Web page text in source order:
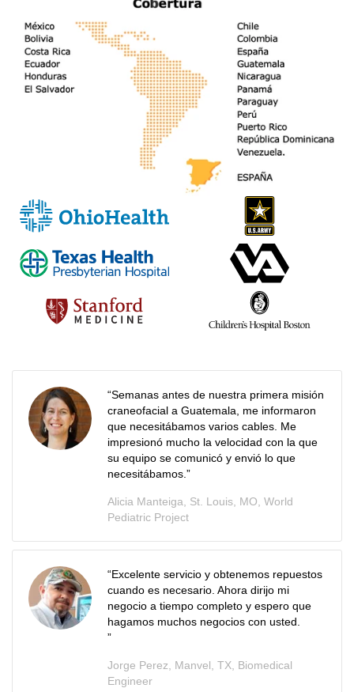
“Semanas antes de nuestra primera misión
craneofacial a Guatemala, me informaron
que necesitábamos varios cables. Me
impresionó mucho la velocidad con la que
su equipo se comunicó y envió lo que
necesitábamos.”
Alicia Manteiga, St. Louis, MO, World
Pediatric Project
“Excelente servicio y obtenemos repuestos
cuando es necesario. Ahora dirijo mi
negocio a tiempo completo y espero que
hagamos muchos negocios con usted.
”
Jorge Perez, Manvel, TX, Biomedical
Engineer